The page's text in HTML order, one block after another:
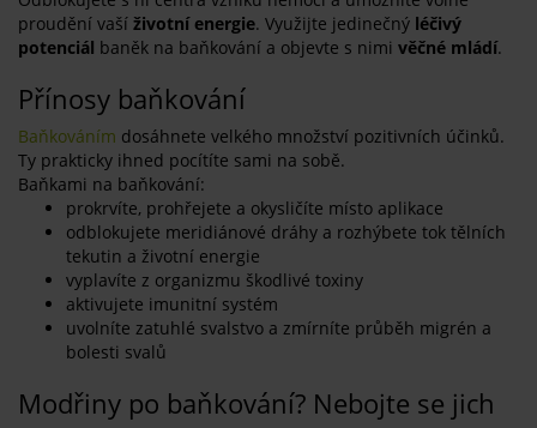
proudění vaší životní energie. Využijte jedinečný léčivý
potenciál baněk na baňkování a objevte s nimi věčné mládí.
Přínosy baňkování
Baňkováním dosáhnete velkého množství pozitivních účinků.
Ty prakticky ihned pocítíte sami na sobě.
Baňkami na baňkování:
prokrvíte, prohřejete a okysličíte místo aplikace
odblokujete meridiánové dráhy a rozhýbete tok tělních
tekutin a životní energie
vyplavíte z organizmu škodlivé toxiny
aktivujete imunitní systém
uvolníte zatuhlé svalstvo a zmírníte průběh migrén a
bolesti svalů
Modřiny po baňkování? Nebojte se jich